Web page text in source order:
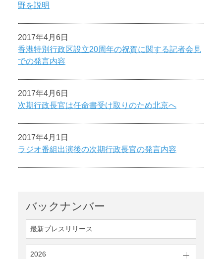
バックナンバー
最新プレスリリース
2026
野を説明
2017年4月6日
香港特別行政区設立20周年の祝賀に関する記者会見
での発言内容
2017年4月6日
次期行政長官は任命書受け取りのため北京へ
2017年4月1日
ラジオ番組出演後の次期行政長官の発言内容